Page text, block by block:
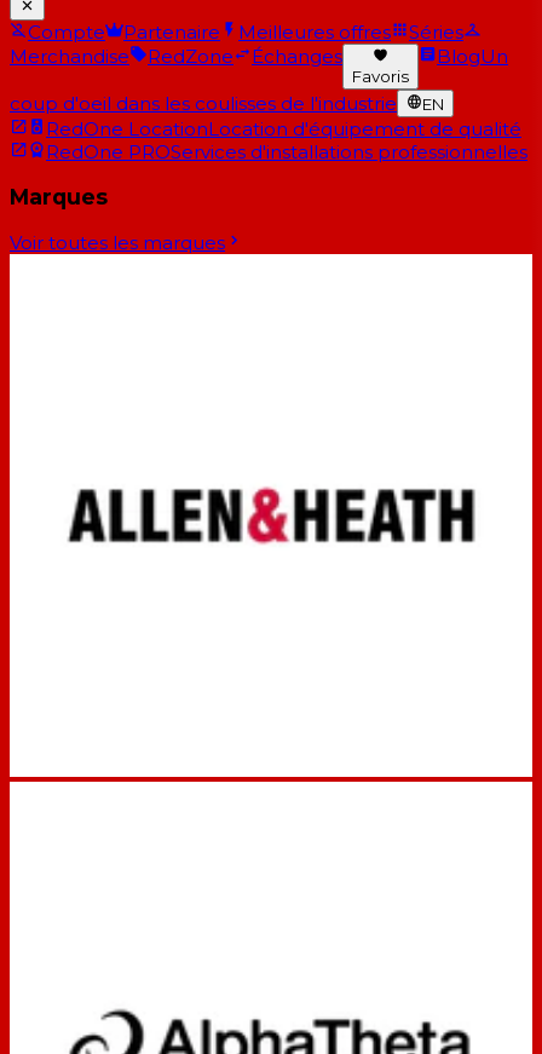
Compte Partenaire Meilleures offres
Séries
Merchandise
RedZone Échanges
Favoris
BlogUn
coup d'oeil dans les coulisses de l'industrie EN
RedOne LocationLocation d'équipement de qualité
RedOne PROServices d'installations professionnelles
Marques
Voir toutes les marques